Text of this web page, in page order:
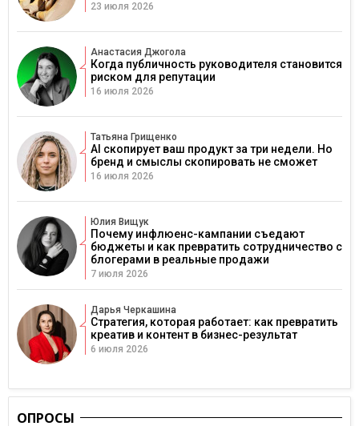
23 июля 2026
Анастасия Джогола
Когда публичность руководителя становится
риском для репутации
16 июля 2026
Татьяна Грищенко
AI скопирует ваш продукт за три недели. Но
бренд и смыслы скопировать не сможет
16 июля 2026
Юлия Вищук
Почему инфлюенс-кампании съедают
бюджеты и как превратить сотрудничество с
блогерами в реальные продажи
7 июля 2026
Дарья Черкашина
Стратегия, которая работает: как превратить
креатив и контент в бизнес-результат
6 июля 2026
ОПРОСЫ